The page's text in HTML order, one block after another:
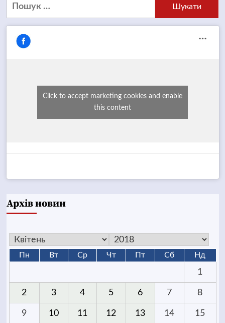
Пошук:
Click to accept marketing cookies and enable
this content
Архів новин
Пн Вт Ср Чт Пт Сб Нд
1
2 3 4 5 6 7 8
9 10 11 12 13 14 15